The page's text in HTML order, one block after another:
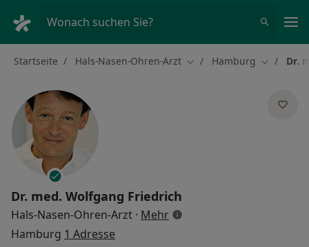
Wonach suchen Sie?
Startseite Hals-Nasen-Ohren-Arzt Stadt ändern
Hamburg StadtDr.
Dr. med. Wolfgang Friedrich
Hals-Nasen-Ohren-Arzt · Mehrüber Spezialisierungen
Hamburg 1 Adresse